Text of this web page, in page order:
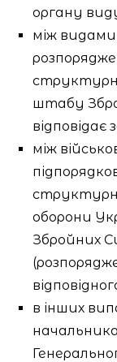
органу
між видами
штабу
між
оборони
Збройних
в інших